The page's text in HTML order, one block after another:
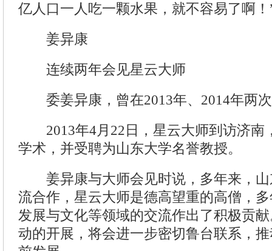
亿人口一人吃一颗水果，就不容易了啊！
姜异康
连续两年会见星云大师
委姜异康，曾在2013年、2014年两
2013年4月22日，星云大师到访济南
学术，并受聘为山东大学名誉教授。
姜异康与大师会见时说，多年来，山
流合作，星云大师是德高望重的高僧，
发展与文化等领域的交流作出了积极贡
动的开展，将会进一步密切鲁台联系，